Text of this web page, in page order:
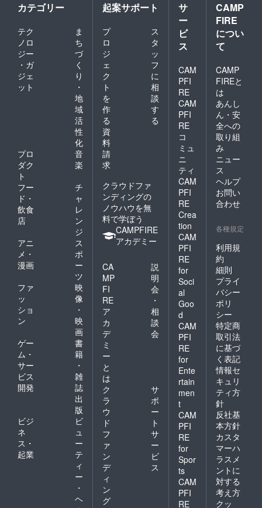
カテゴリー
テク
ノロ
ジー
・ガ
ジェ
ット
ま
ち
づ
く
り
・
地
域
活
性
化
プロ
ダク
ト
音
楽
フー
ド・
飲食
店
チ
ャ
レ
ン
ジ
アニ
メ・
漫画
ス
ポ
ー
ツ
ファ
ッ
ショ
ン
映
像
・
映
画
ゲー
ム・
サー
ビス
開発
書
籍
・
雑
誌
出
版
ビジ
ネ
ス・
起業
ビ
ュ
ー
テ
ィ
ー
・
ヘ
起案サポート
プ
ロ
ジ
ェ
ク
ト
を
作
る
ス
タ
ッ
フ
に
相
談
す
る
資
料
請
求
クラウドファ
ンディングの
ノウハウを無
料で学ぼう
CAMPFIRE
アカデミー
CA
MP
FI
RE
ア
カ
デ
ミ
ー
と
は
説
明
会
・
相
談
会
ク
ラ
ウ
ド
フ
ァ
ン
デ
ィ
ン
グ
サ
ポ
ー
ト
サ
ー
ビ
ス
サ
ー
ビ
ス
CAM
PFI
RE
CAM
PFI
RE
コ
ミュ
ニ
ティ
CAM
PFI
RE
Crea
tion
CAM
PFI
RE
for
Soci
al
Goo
d
CAM
PFI
RE
for
Ente
rtain
men
t
CAM
PFI
RE
for
Spor
ts
CAM
PFI
RE
CAMP
FIRE
につい
て
CAMP
FIREと
は
あんし
ん・安
全への
取り組
み
ニュー
ス
ヘルプ
お問い
合わせ
各種規定
利用規
約
細則
プライ
バシー
ポリ
シー
特定商
取引法
に基づ
く表記
情報セ
キュリ
ティ方
針
反社基
本方針
カスタ
マーハ
ラスメ
ントに
対する
考え方
クッ